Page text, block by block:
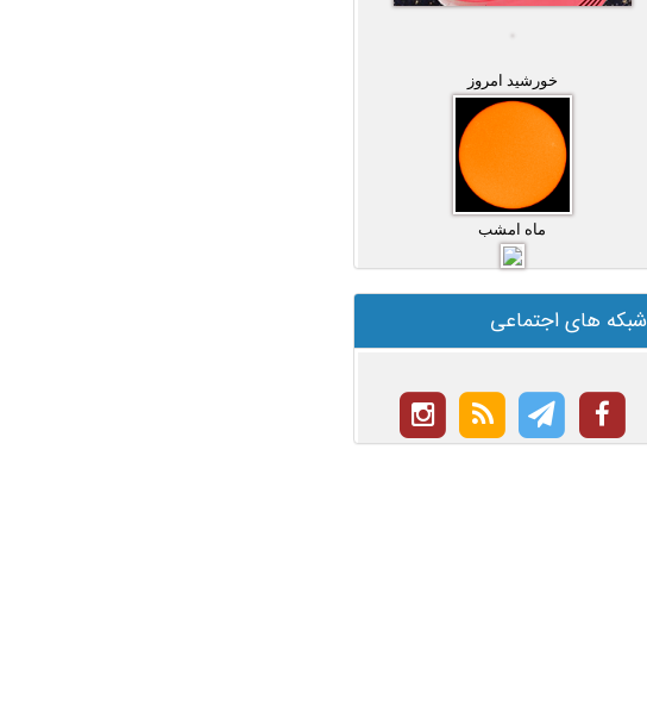
خورشید امروز
ماه امشب
شبکه های اجتماعی